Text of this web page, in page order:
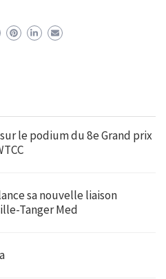
le podium du 8e Grand prix
sa nouvelle liaison
Tanger Med